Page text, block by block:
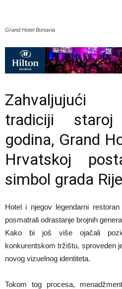
Grand Hotel Bonavia
tradiciji
godina, Grand
Hrvatskoj
simbol grada
Hotel i njegov legendarni
posmatrali odrastanje brojnih
Kako bi još više ojačali
konkurentskom tržištu, sproveden
novog vizuelnog identiteta.
Tokom tog procesa,